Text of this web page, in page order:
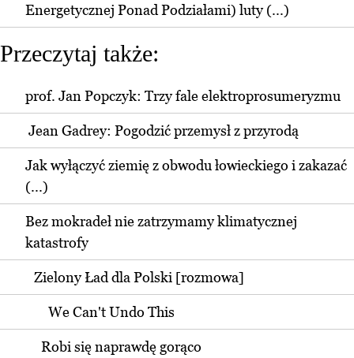
Energetycznej Ponad Podziałami) luty (...)
Przeczytaj także:
prof. Jan Popczyk: Trzy fale elektroprosumeryzmu
Jean Gadrey: Pogodzić przemysł z przyrodą
Jak wyłączyć ziemię z obwodu łowieckiego i zakazać
(...)
Bez mokradeł nie zatrzymamy klimatycznej
katastrofy
Zielony Ład dla Polski [rozmowa]
We Can't Undo This
Robi się naprawdę gorąco